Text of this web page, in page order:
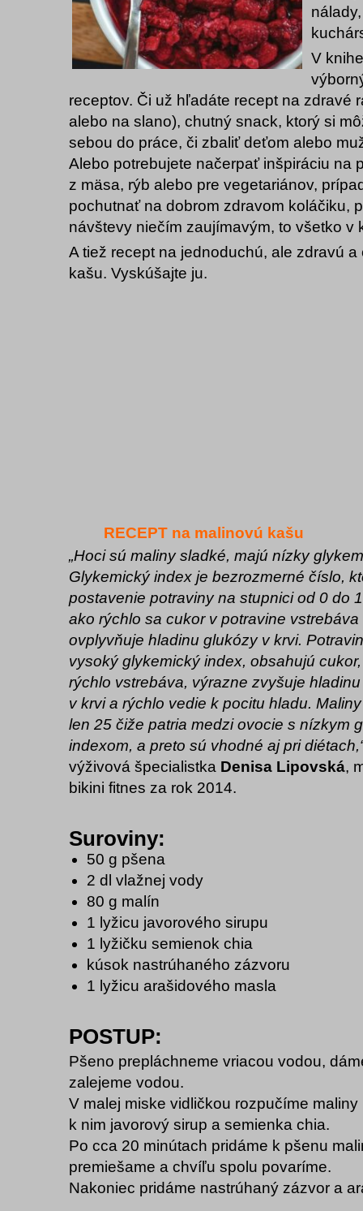
V
receptov. Či už hľadáte recept na zdravé
alebo na slano), chutný snack, ktorý si
sebou do práce, či zbaliť deťom alebo
Alebo potrebujete načerpať inšpiráciu na
z mäsa, rýb alebo pre vegetariánov,
pochutnať na dobrom zdravom koláčiku,
návštevy niečím zaujímavým, to všetko v
A tiež recept na jednoduchú, ale zdravú
kašu. Vyskúšajte ju.
RECEPT na malinovú kašu
„Hoci sú maliny sladké, majú nízky
Glykemický index je bezrozmerné číslo,
postavenie potraviny na stupnici od 0 do
ako rýchlo sa cukor v potravine
ovplyvňuje hladinu glukózy v krvi.
vysoký glykemický index, obsahujú
rýchlo vstrebáva, výrazne zvyšuje
v krvi a rýchlo vedie k pocitu hladu.
len 25 čiže patria medzi ovocie s nízkym
indexom, a preto sú vhodné aj pri
výživová špecialistka Denisa Lipovská,
bikini fitnes za rok 2014.
Suroviny:
50 g pšena
2 dl vlažnej vody
80 g malín
1 lyžicu javorového sirupu
1 lyžičku semienok chia
kúsok nastrúhaného zázvoru
1 lyžicu arašidového masla
POSTUP:
Pšeno prepláchneme vriacou vodou,
zalejeme vodou.
V malej miske vidličkou rozpučíme
k nim javorový sirup a semienka chia.
Po cca 20 minútach pridáme k pšenu
premiešame a chvíľu spolu povaríme.
Nakoniec pridáme nastrúhaný zázvor a